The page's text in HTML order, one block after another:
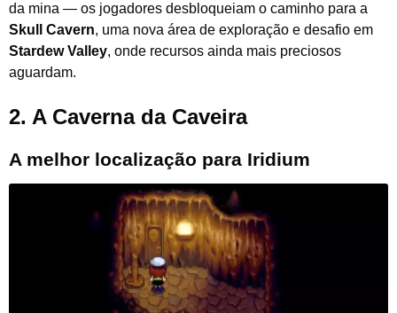
da mina — os jogadores desbloqueiam o caminho para a
Skull Cavern, uma nova área de exploração e desafio em
Stardew Valley, onde recursos ainda mais preciosos
aguardam.
2. A Caverna da Caveira
A melhor localização para Iridium